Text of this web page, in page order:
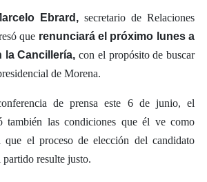
Ebrard, secretario de Relaciones
que renunciará el próximo lunes a
la Cancillería, con el propósito de buscar
de Morena.
de prensa este 6 de junio, el
también las condiciones que él ve como
que el proceso de elección del candidato
resulte justo.